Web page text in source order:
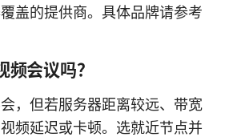
盖的提供商。具体品牌请参考
会议吗？
，但若服务器距离较远、带宽
频延迟或卡顿。选就近节点并